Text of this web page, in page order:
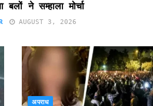
ने सम्हाला मोर्चा
AUGUST 3, 2026
अपराध